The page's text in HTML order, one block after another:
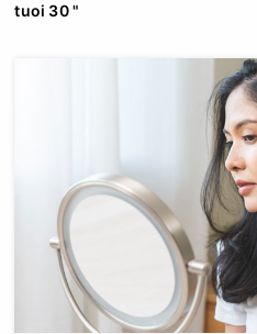
tuoi 30 "